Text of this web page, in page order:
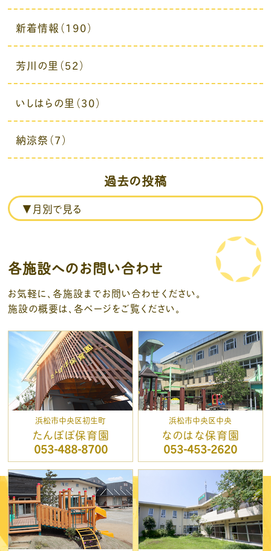
新着情報（190）
芳川の里（52）
いしはらの里（30）
納涼祭（7）
過去の投稿
各施設へのお問い合わせ
お気軽に、各施設までお問い合わせください。
施設の概要は、各ページをご覧ください。
浜松市中央区初生町
たんぽぽ保育園
053-488-8700
浜松市中央区中央
なのはな保育園
053-453-2620